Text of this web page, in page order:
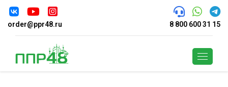
order@ppr48.ru 8 800 600 31 15